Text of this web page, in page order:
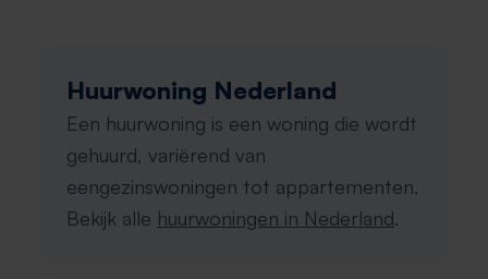
Huurwoning Nederland
Een huurwoning is een woning die wordt
gehuurd, variërend van
eengezinswoningen tot appartementen.
Bekijk alle huurwoningen in Nederland.